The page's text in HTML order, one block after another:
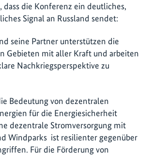
dass die Konferenz ein deutliches,
Signal an Russland sendet:
seine Partner unterstützen die
Gebieten mit aller Kraft und arbeiten
Nachkriegsperspektive zu
Bedeutung von dezentralen
für die Energiesicherheit
dezentrale Stromversorgung mit
Windparks ist resilienter gegenüber
Für die Förderung von